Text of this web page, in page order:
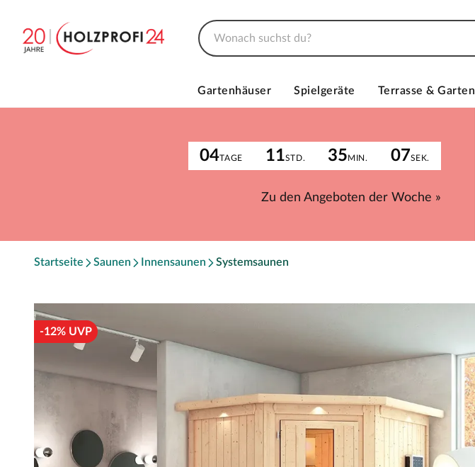
Gartenhäuser Spielgeräte Terrasse & Garten
04TAGE 11STD. 35MIN. 07SEK.
Zu den Angeboten der Woche »
Startseite Saunen Innensaunen Systemsaunen
-12% UVP